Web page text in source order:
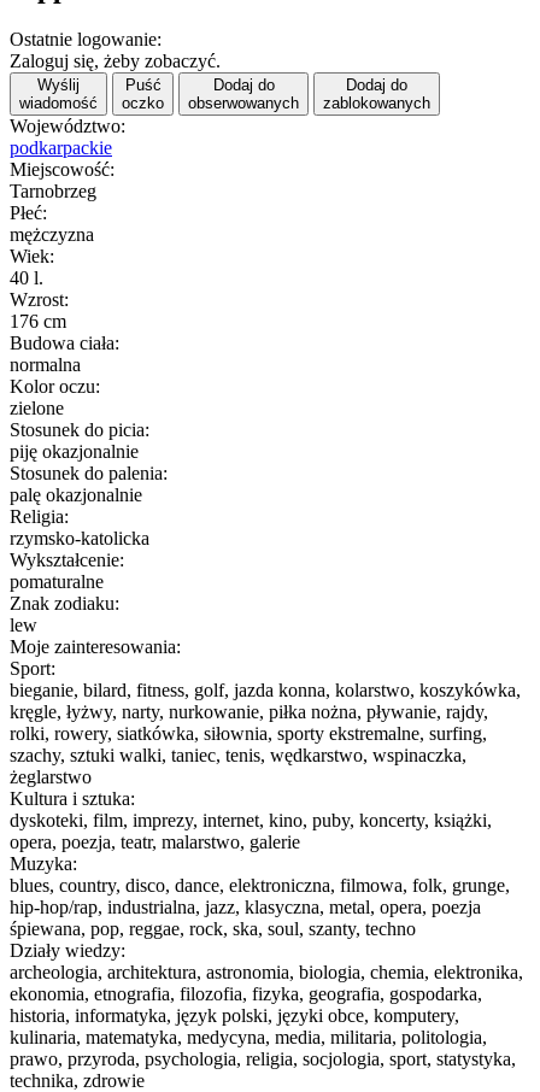
Ostatnie logowanie:
Zaloguj się, żeby zobaczyć.
Wyślij
wiadomość
Puść
oczko
Dodaj do
obserwowanych
Dodaj do
zablokowanych
Województwo:
podkarpackie
Miejscowość:
Tarnobrzeg
Płeć:
mężczyzna
Wiek:
40 l.
Wzrost:
176 cm
Budowa ciała:
normalna
Kolor oczu:
zielone
Stosunek do picia:
piję okazjonalnie
Stosunek do palenia:
palę okazjonalnie
Religia:
rzymsko-katolicka
Wykształcenie:
pomaturalne
Znak zodiaku:
lew
Moje zainteresowania:
Sport:
bieganie, bilard, fitness, golf, jazda konna, kolarstwo, koszykówka,
kręgle, łyżwy, narty, nurkowanie, piłka nożna, pływanie, rajdy,
rolki, rowery, siatkówka, siłownia, sporty ekstremalne, surfing,
szachy, sztuki walki, taniec, tenis, wędkarstwo, wspinaczka,
żeglarstwo
Kultura i sztuka:
dyskoteki, film, imprezy, internet, kino, puby, koncerty, książki,
opera, poezja, teatr, malarstwo, galerie
Muzyka:
blues, country, disco, dance, elektroniczna, filmowa, folk, grunge,
hip-hop/rap, industrialna, jazz, klasyczna, metal, opera, poezja
śpiewana, pop, reggae, rock, ska, soul, szanty, techno
Działy wiedzy:
archeologia, architektura, astronomia, biologia, chemia, elektronika,
ekonomia, etnografia, filozofia, fizyka, geografia, gospodarka,
historia, informatyka, język polski, języki obce, komputery,
kulinaria, matematyka, medycyna, media, militaria, politologia,
prawo, przyroda, psychologia, religia, socjologia, sport, statystyka,
technika, zdrowie